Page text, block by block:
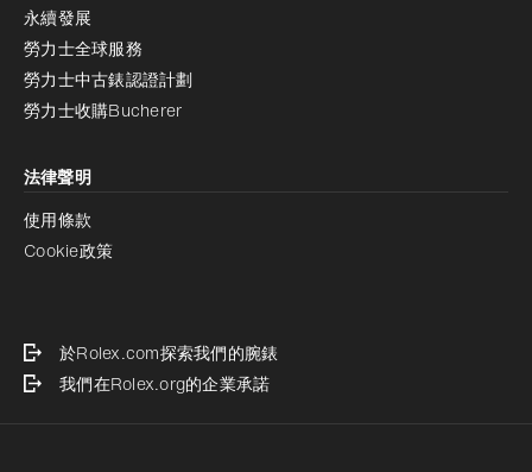
永續發展
勞力士全球服務
勞力士中古錶認證計劃
勞力士收購Bucherer
法律聲明
使用條款
Cookie政策
於Rolex.com探索我們的腕錶
我們在Rolex.org的企業承諾